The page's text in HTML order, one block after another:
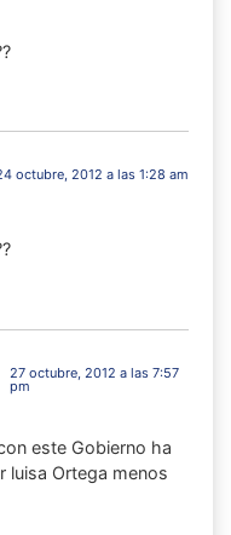
octubre, 2012 a las 1:28 am
27 octubre, 2012 a las 7:57
pm
este Gobierno ha
luisa Ortega menos